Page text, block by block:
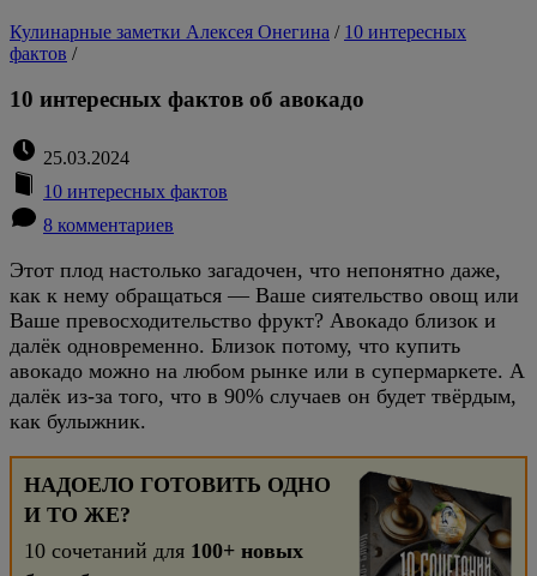
Кулинарные заметки Алексея Онегина / 10 интересных
фактов /
10 интересных фактов об авокадо
25.03.2024
10 интересных фактов
8 комментариев
Этот плод настолько загадочен, что непонятно даже,
как к нему обращаться — Ваше сиятельство овощ или
Ваше превосходительство фрукт? Авокадо близок и
далёк одновременно. Близок потому, что купить
авокадо можно на любом рынке или в супермаркете. А
далёк из-за того, что в 90% случаев он будет твёрдым,
как булыжник.
НАДОЕЛО ГОТОВИТЬ ОДНО
И ТО ЖЕ?
10 сочетаний для 100+ новых